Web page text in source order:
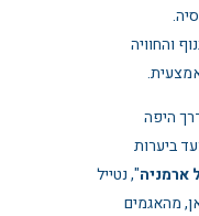
והחוויה
היפה
ביערות
ארמניה", נטייל
מהאגמים